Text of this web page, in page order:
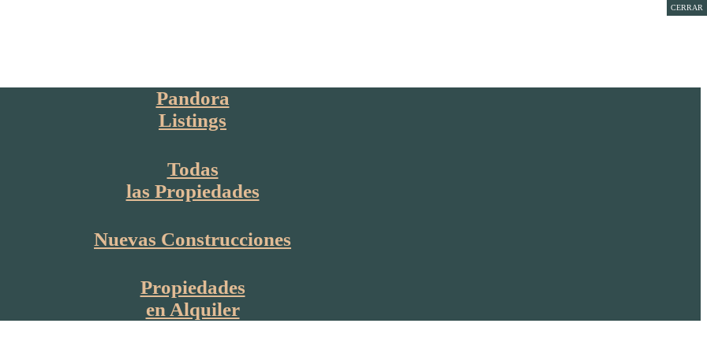
Pandora
Listings
Todas
las Propiedades
Nuevas Construcciones
Propiedades
en Alquiler
CERRAR